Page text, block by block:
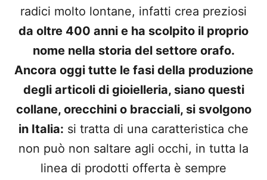
radici molto lontane, infatti crea preziosi
da oltre 400 anni e ha scolpito il proprio
nome nella storia del settore orafo.
Ancora oggi tutte le fasi della produzione
degli articoli di gioielleria, siano questi
collane, orecchini o bracciali, si svolgono
in Italia: si tratta di una caratteristica che
non può non saltare agli occhi, in tutta la
linea di prodotti offerta è sempre